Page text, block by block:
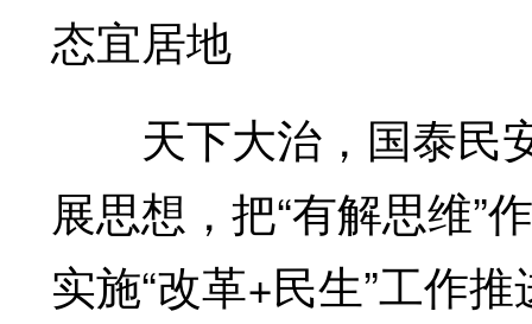
态宜居地
天下大治，国泰民
展思想，把“有解思维”
实施“改革+民生”工作